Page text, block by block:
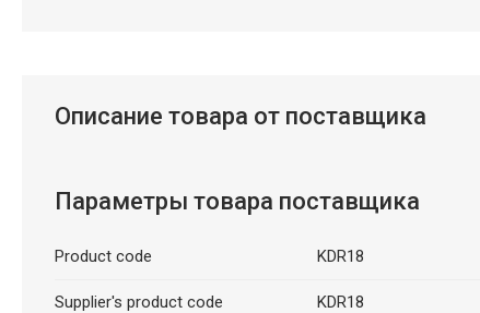
Описание товара от поставщика
Параметры товара поставщика
Product code KDR18
Supplier's product code KDR18